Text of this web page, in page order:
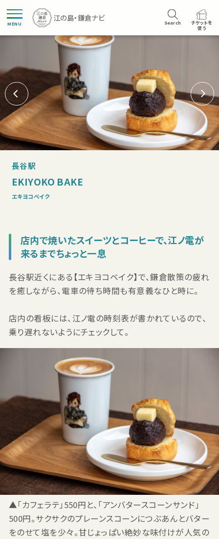
MENU Search
チケットを
使う
長谷駅
EKIYOKO BAKE
エキヨコベイク
店内で焼いたスイーツとコーヒーで、江ノ電が
来るまでちょっと一息
長谷駅近くにある【エキヨコベイク】で、鎌倉散策の疲れ
を癒しながら、電車の待ち時間も有意義なひと時に。
店内の看板には、江ノ電の時刻表が書かれているので、
乗り遅れないようにチェックして。
▲「カフェラテ」550円と、「アンバタースコーンサンド」
500円。サクサクのプレーンスコーンにつぶあんとバター
をのせて塩を少々。甘じょっぱい絶妙な味付けが人気の